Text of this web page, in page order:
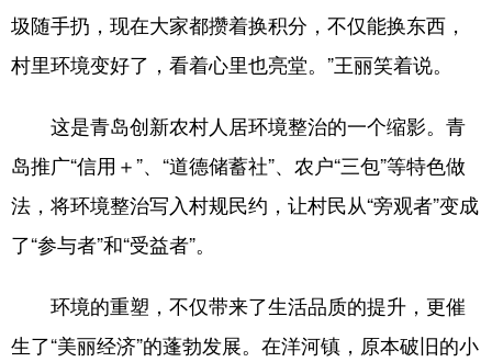
圾随手扔，现在大家都攒着换积分，不仅能换东西，
村里环境变好了，看着心里也亮堂。”王丽笑着说。
这是青岛创新农村人居环境整治的一个缩影。青
岛推广“信用＋”、“道德储蓄社”、农户“三包”等特色做
法，将环境整治写入村规民约，让村民从“旁观者”变成
了“参与者”和“受益者”。
环境的重塑，不仅带来了生活品质的提升，更催
生了“美丽经济”的蓬勃发展。在洋河镇，原本破旧的小